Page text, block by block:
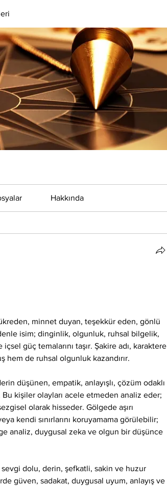
Hakkında
minnet duyan, teşekkür eden, gönlü
isim; dinginlik, olgunluk, ruhsal bilgelik,
güç temalarını taşır. Şakire adı, karaktere
hem de ruhsal olgunluk kazandırır.
düşünen, empatik, anlayışlı, çözüm odaklı
kişiler olayları acele etmeden analiz eder;
olarak hisseder. Gölgede aşırı
kendi sınırlarını koruyamama görülebilir;
analiz, duygusal zeka ve olgun bir düşünce
sevgi dolu, derin, şefkatli, sakin ve huzur
güven, sadakat, duygusal uyum, anlayış ve